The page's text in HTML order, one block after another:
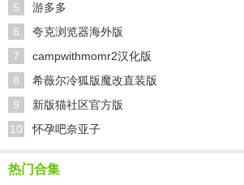
5 游多多
6 夸克浏览器海外版
7 campwithmomr2汉化版
8 希薇尔冷狐版魔改直装版
9 新版猫社区官方版
10 怀孕吧奈亚子
热门合集